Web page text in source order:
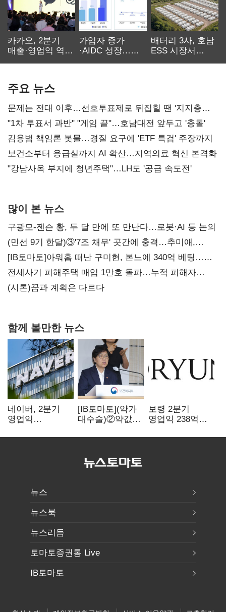
카카오, 2분기
매출·영업익 역대
가입자 증가
·AIDC 성장…
배터리 3사, 호남
ESS 시장서
주요 뉴스
문제는 전대 이후…선호투표제로 뒤집힐 땐 '지지층
불복'
"1차 투표서 과반" "게임 끝"…호남대전 앞두고 '충돌'
김용범 책임론 봇물…경질 요구에 'ETF 특검' 주장까지
보건소부터 응급실까지 AI 확산…지역의료 혁신 본격화
"강남사옥 부지에 청년주택"…LH도 '공급 속도전'
많이 본 뉴스
구광모-젠슨 황, 두 달 만에 또 만난다…로봇·AI 등 논의
(민선 9기 한달)③'7조 채무' 곳간에 충격…추미애,
20년만에 '비상재정' 선언 승부수
[IB토마토]아워홈 떠난 구미현, 본느에 340억 베팅…
가족 지배체제 구축
전세사기 피해주택 매입 1만호 돌파…누적 피해자
4만278명
(시론)꿈과 계획은 다르다
함께 볼만한 뉴스
네이버, 2분기
영업익
전년비 0.2%
[IB토마토](약가
대수술)②약값
축소…제약업계
보령 2분기
영업익 238억…
뉴스
뉴스북
뉴스리듬
토마토증권통 Live
IB토마토